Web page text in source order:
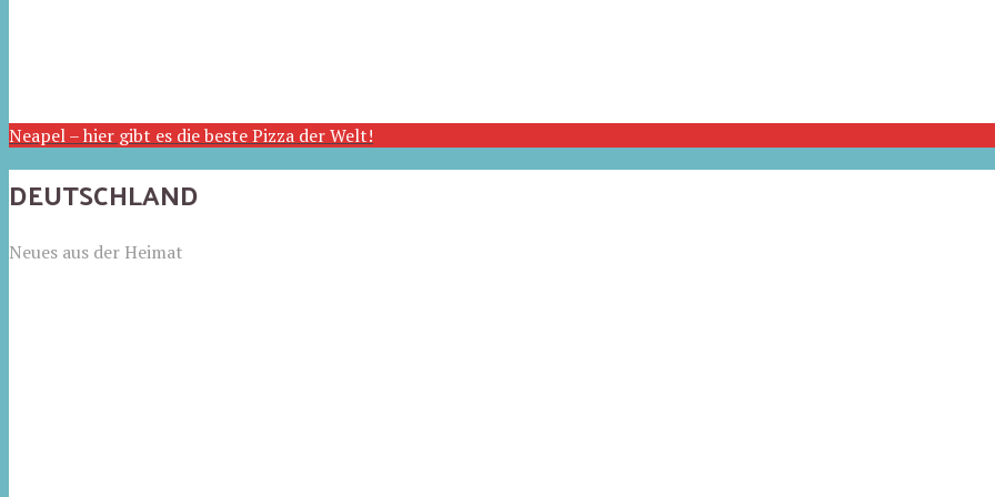
Neapel – hier gibt es die beste Pizza der Welt!
DEUTSCHLAND
Neues aus der Heimat